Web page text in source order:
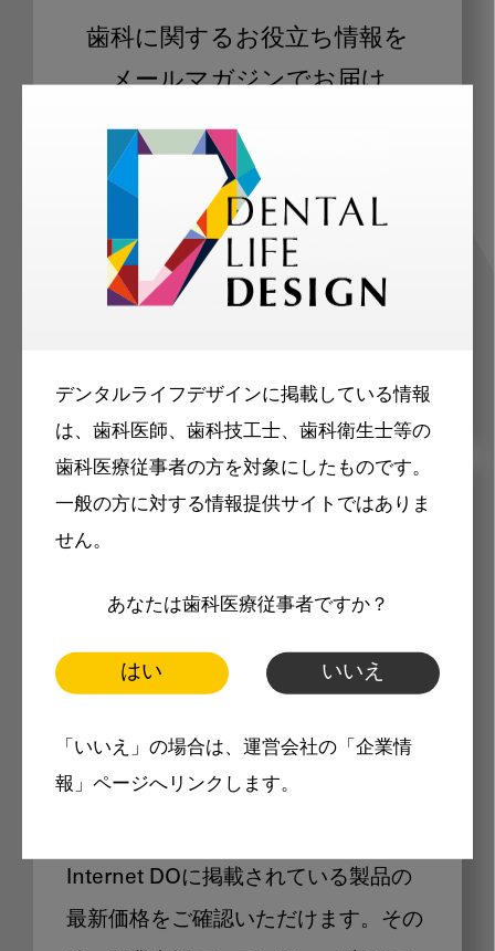
デンタルライフデザインに掲載している情報
は、歯科医師、歯科技工士、歯科衛生士等の
歯科医療従事者の方を対象にしたものです。
一般の方に対する情報提供サイトではありま
せん。
あなたは歯科医療従事者ですか？
はい いいえ
「いいえ」の場合は、運営会社の「企業情
報」ページへリンクします。
歯科に関するお役立ち情報を
メールマガジンでお届け
ご登録いただいた職種（歯科医師、歯
科衛生士、歯科技工士）に合わせた内
容のメールマガジンをお届けします。
メリット
製品価格も閲覧可能
Internet DOに掲載されている製品の
最新価格をご確認いただけます。その